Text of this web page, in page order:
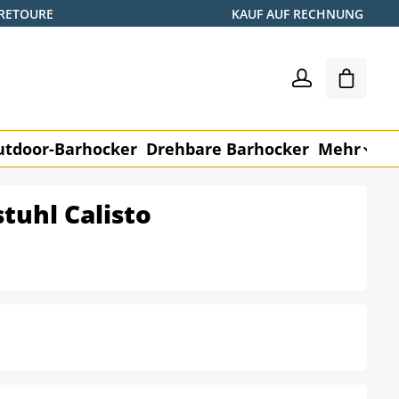
KAUF AUF RECHNUNG
Barhocker Drehbare Barhocker Mehr
Calisto